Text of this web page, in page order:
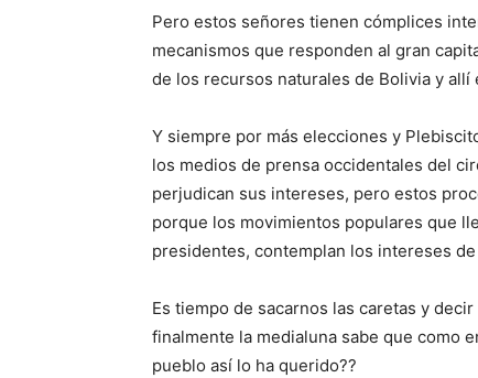
Pero estos señores tienen cómplices
mecanismos que responden al gran
de los recursos naturales de Bolivia y
Y siempre por más elecciones y
los medios de prensa occidentales del
perjudican sus intereses, pero estos
porque los movimientos populares que
presidentes, contemplan los intereses
Es tiempo de sacarnos las caretas y
finalmente la medialuna sabe que como
pueblo así lo ha querido??